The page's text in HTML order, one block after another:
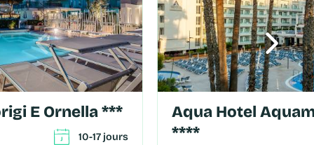
E Ornella ***
10-17 jours
Aqua Hotel Aquamarina & Spa
****